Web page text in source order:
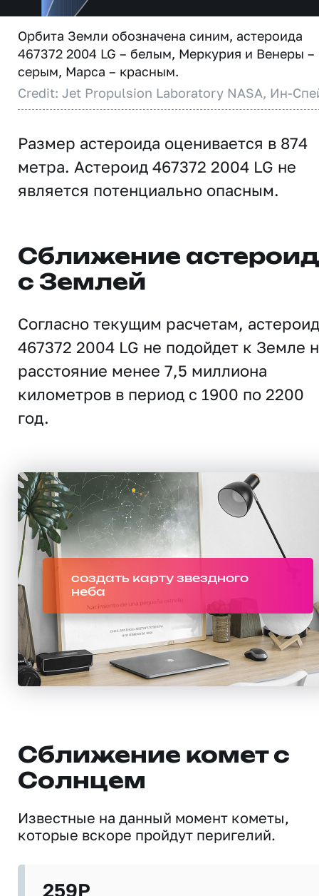
Орбита Земли обозначена синим, астероида
467372 2004 LG – белым, Меркурия и Венеры –
серым, Марса – красным.
Credit: Jet Propulsion Laboratory NASA, Ин-
Размер астероида оценивается в 874
метра. Астероид 467372 2004 LG не
является потенциально опасным.
Сближение
с Землей
Согласно текущим расчетам, астероид
467372 2004 LG не подойдет к Земле
расстояние менее 7,5 миллиона
километров в период с 1900 по 2200
год.
создать карту звездного
неба
Сближение комет с
Солнцем
Известные на данный момент кометы,
которые вскоре пройдут перигелий.
259P